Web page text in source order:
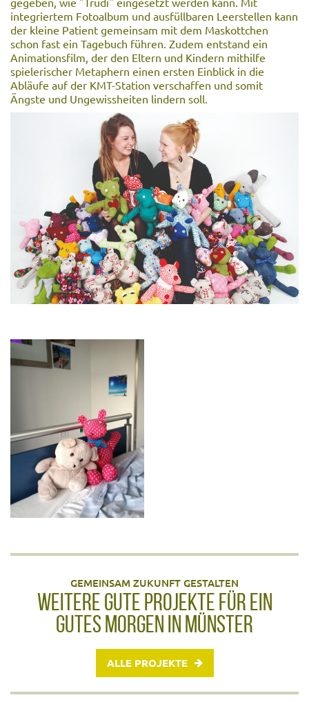
integriertem Fotoalbum und ausfüllbaren Leerstellen kann
der kleine Patient gemeinsam mit dem Maskottchen
schon fast ein Tagebuch führen. Zudem entstand ein
Animationsfilm, der den Eltern und Kindern mithilfe
spielerischer Metaphern einen ersten Einblick in die
Abläufe auf der KMT-Station verschaffen und somit
Ängste und Ungewissheiten lindern soll.
GEMEINSAM ZUKUNFT GESTALTEN
WEITERE GUTE PROJEKTE FÜR EIN
GUTES MORGEN IN MÜNSTER
ALLE PROJEKTE